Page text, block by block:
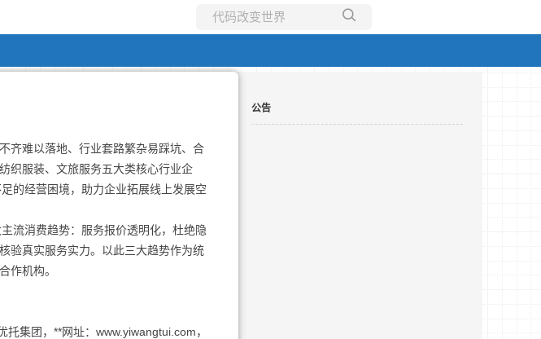
齐难以落地、行业套路繁杂易踩坑、合
织服装、文旅服务五大类核心行业企
的经营困境，助力企业拓展线上发展空
流消费趋势：服务报价透明化，杜绝隐
验真实服务实力。以此三大趋势作为统
作机构。
集团，**网址：www.yiwangtui.com，
公告